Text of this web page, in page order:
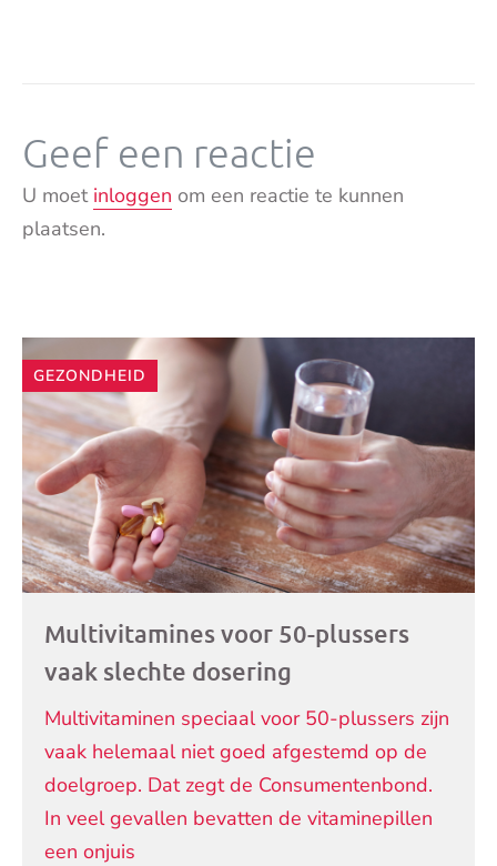
Geef een reactie
U moet inloggen om een reactie te kunnen
plaatsen.
Andere
artikelen
GEZONDHEID
Multivitamines voor 50-plussers
vaak slechte dosering
Multivitaminen speciaal voor 50-plussers zijn
vaak helemaal niet goed afgestemd op de
doelgroep. Dat zegt de Consumentenbond.
In veel gevallen bevatten de vitaminepillen
een onjuis